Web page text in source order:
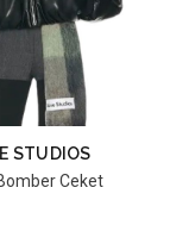
STUDIOS
Ceket